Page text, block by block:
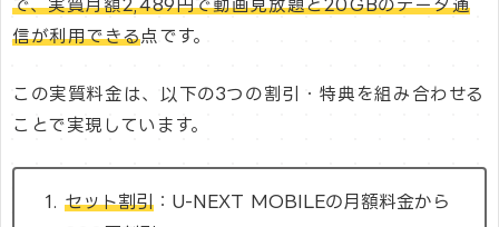
で、実質月額2,489円で動画見放題と20GBのデータ通
信が利用できる点です。
この実質料金は、以下の3つの割引・特典を組み合わせる
ことで実現しています。
セット割引 ：U-NEXT MOBILEの月額料金から